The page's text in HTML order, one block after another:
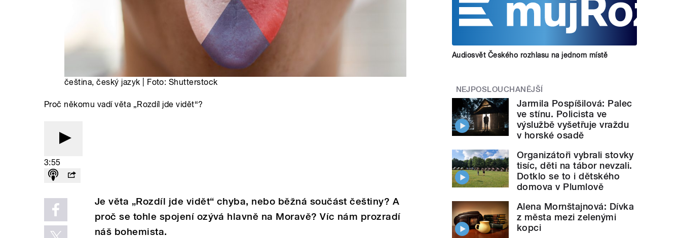
čeština, český jazyk | Foto: Shutterstock
Proč někomu vadí věta „Rozdíl jde vidět“?
3:55
Je věta „Rozdíl jde vidět“ chyba, nebo běžná součást češtiny? A
proč se tohle spojení ozývá hlavně na Moravě? Víc nám prozradí
náš bohemista.
Audiosvět Českého rozhlasu na jednom místě
NEJPOSLOUCHANĚJŠÍ
Jarmila Pospíšilová: Palec
ve stínu. Policista ve
výslužbě vyšetřuje vraždu
v horské osadě
Organizátoři vybrali stovky
tisíc, děti na tábor nevzali.
Dotklo se to i dětského
domova v Plumlově
Alena Mornštajnová: Dívka
z města mezi zelenými
kopci